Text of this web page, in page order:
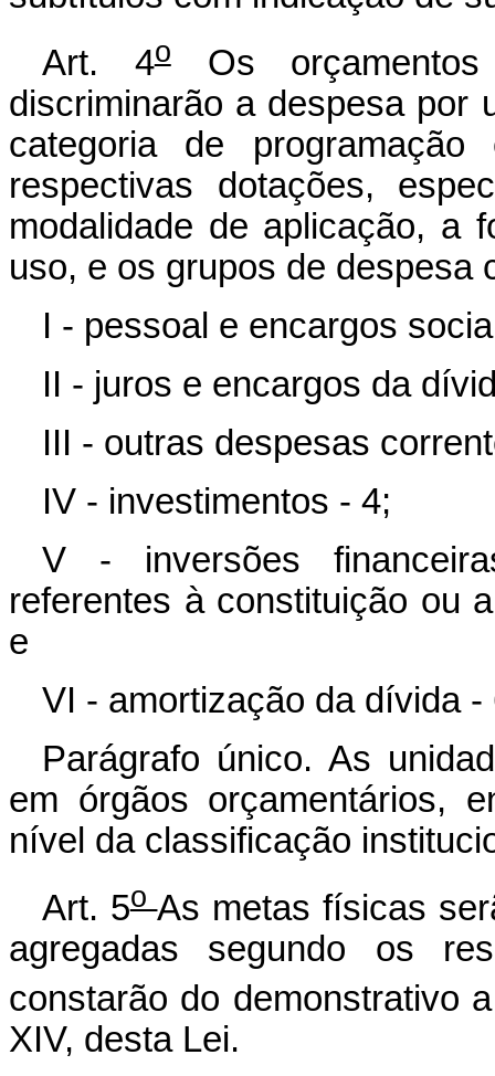
Art. 4oOs
discriminarão a despesa por
categoria de
respectivas dotações,
modalidade de aplicação, a
uso, e os grupos de despesa
I - pessoal e encargos
II - juros e encargos da
III - outras despesas
IV - investimentos - 4;
V - inversões
referentes à constituição ou
e
VI - amortização da dívida -
Parágrafo único. As
em órgãos orçamentários,
nível da classificação
Art. 5o As metas físicas
agregadas segundo os
constarão do demonstrativo
XIV, desta Lei.